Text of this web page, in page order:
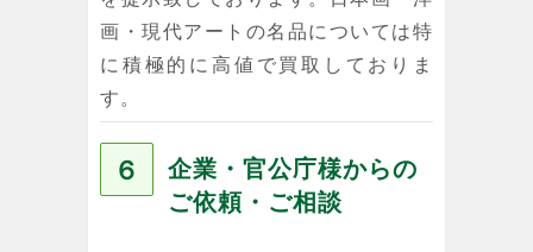
画・現代アートの名品については特
に積極的に高値で買取しておりま
す。
６
企業・官公庁様からの
ご依頼・ご相談